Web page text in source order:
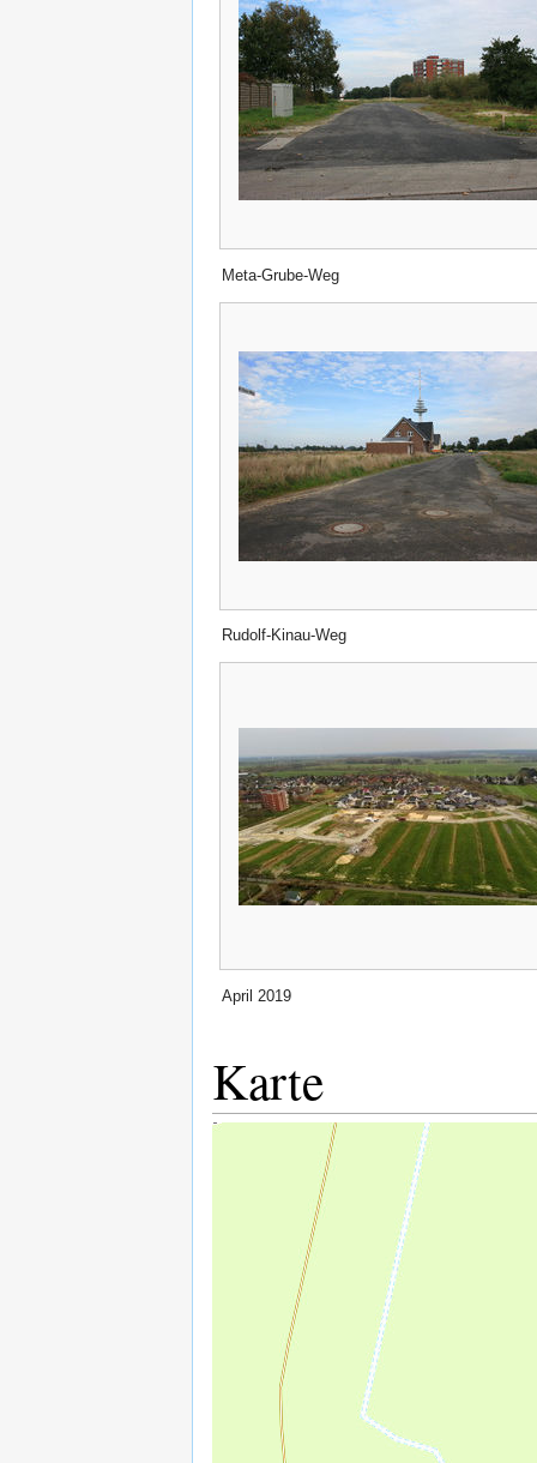
Meta-Grube-Weg
Rudolf-Kinau-Weg
April 2019
Karte